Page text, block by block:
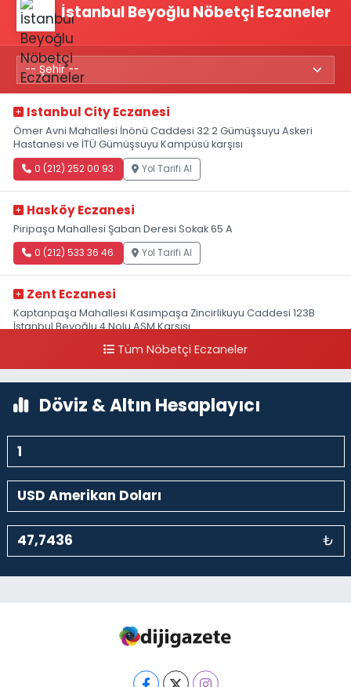
İstanbul Beyoğlu Nöbetçi Eczaneler
Istanbul City Eczanesi
Ömer Avni Mahallesi İnönü Caddesi 32 2 Gümüşsuyu Askeri
Hastanesi ve İTÜ Gümüşsuyu Kampüsü karşısı
0 (212) 252 00 93 Yol Tarifi Al
Hasköy Eczanesi
Piripaşa Mahallesi Şaban Deresi Sokak 65 A
0 (212) 533 36 46 Yol Tarifi Al
Zent Eczanesi
Kaptanpaşa Mahallesi Kasımpaşa Zincirlikuyu Caddesi 123B
İstanbul Beyoğlu 4 Nolu ASM Karşısı
0 (212) 297 96 92 Yol Tarifi Al
Tüm Nöbetçi Eczaneler
Döviz & Altın Hesaplayıcı
₺